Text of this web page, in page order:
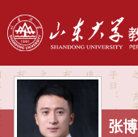
张博